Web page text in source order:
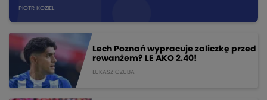
PIOTR KOZIEL
Lech Poznań wypracuje zaliczkę przed
rewanżem? LE AKO 2.40!
ŁUKASZ CZUBA